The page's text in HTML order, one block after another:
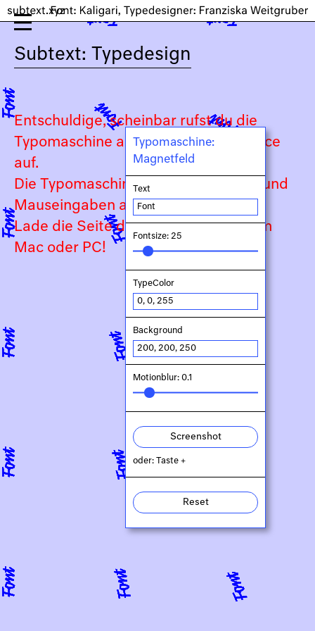
Subtext: Typedesign
Entschuldige, scheinbar rufst du die
Typomaschine auf einem Touch-Device
auf.
Die Typomaschine ist auf Keyboard- und
Mauseingaben angewiesen.
Lade die Seite daher bitte auf deinem
Mac oder PC!
Typomaschine:
Magnetfeld
Text
Fontsize: 25
TypeColor
Background
Motionblur: 0.1
Screenshot
oder: Taste +
Reset